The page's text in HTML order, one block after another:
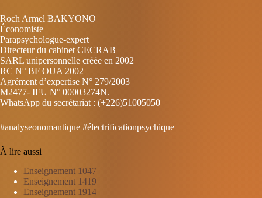
Roch Armel BAKYONO
Économiste
Parapsychologue-expert
Directeur du cabinet CECRAB
SARL unipersonnelle créée en 2002
RC N° BF OUA 2002
Agrément d’expertise N° 279/2003
M2477- IFU N° 00003274N.
WhatsApp du secrétariat : (+226)51005050
#analyseonomantique #électrificationpsychique
À lire aussi
Enseignement 1047
Enseignement 1419
Enseignement 1914